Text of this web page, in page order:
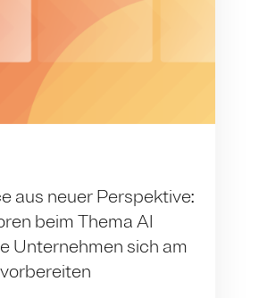
aus neuer Perspektive:
beim Thema AI
Unternehmen sich am